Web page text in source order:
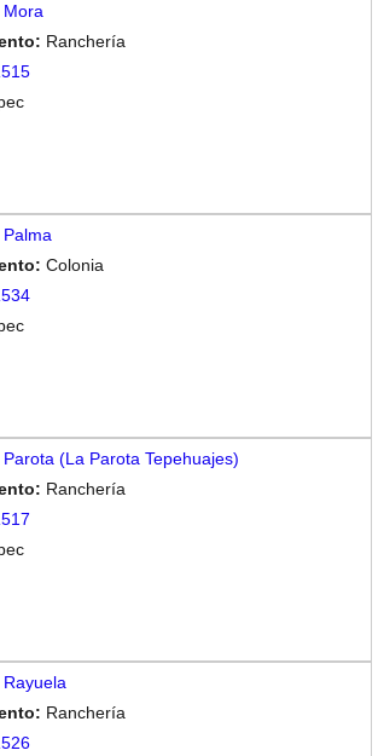
Mora
Ranchería
Palma
Colonia
Parota (La Parota Tepehuajes)
Ranchería
Rayuela
Ranchería